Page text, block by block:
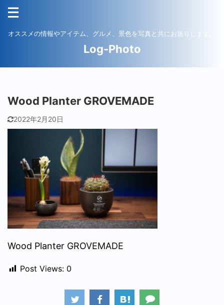
オススメの情報やアイテム、グルメ、景色を写真と共にお送りします。
Log-Photo
Wood Planter GROVEMADE
2022年2月20日
Wood Planter GROVEMADE
Post Views: 0